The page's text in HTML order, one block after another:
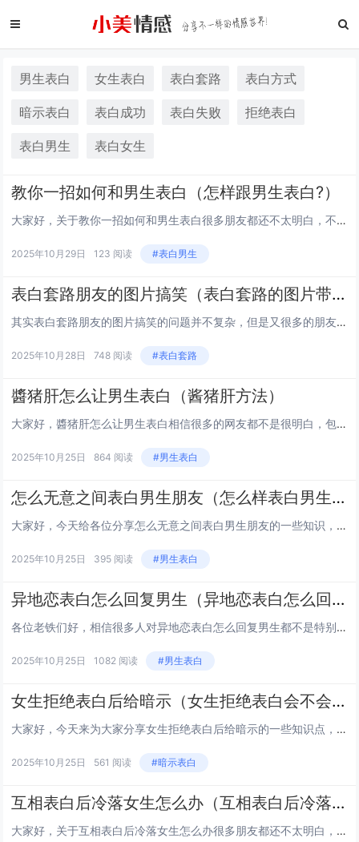
男生表白 女生表白 表白套路 表白方式
暗示表白 表白成功 表白失败 拒绝表白
表白男生 表白女生
教你一招如何和男生表白（怎样跟男生表白?）
大家好，关于教你一招如何和男生表白很多朋友都还不太明白，不过没关系，因为今天小编就来为大家分享关于怎样跟男生表白?的知识点，相信应该可以解决大家的一些困惑和问题，如果碰巧可以解决您的问题，还望关注下本站哦，希望对各位有所帮助！111如何表白...
2025年10月29日 123 阅读 #表白男生
表白套路朋友的图片搞笑（表白套路的图片带字的）
其实表白套路朋友的图片搞笑的问题并不复杂，但是又很多的朋友都不太了解表白套路的图片带字的，因此呢，今天小编就来为大家分享表白套路朋友的图片搞笑的一些知识，希望可以帮助到大家，下面我们一起来看看这个问题的分析吧！11抖音成语填空表白套路表白表...
2025年10月28日 748 阅读 #表白套路
醬猪肝怎么让男生表白（酱猪肝方法）
大家好，醬猪肝怎么让男生表白相信很多的网友都不是很明白，包括酱猪肝方法也是一样，不过没有关系，接下来就来为大家分享关于醬猪肝怎么让男生表白和酱猪肝方法的一些知识点，大家可以关注收藏，免得下次来找不到哦，下面我们开始吧！ 111如何让男友主动...
2025年10月25日 864 阅读 #男生表白
怎么无意之间表白男生朋友（怎么样表白男生能成功不尴尬）
大家好，今天给各位分享怎么无意之间表白男生朋友的一些知识，其中也会对怎么样表白男生能成功不尴尬进行解释，文章篇幅可能偏长，如果能碰巧解决你现在面临的问题，别忘了关注本站，现在就马上开始吧！ 11怎么向男生表白 1、怎么向男生表白如下。选择告...
2025年10月25日 395 阅读 #男生表白
异地恋表白怎么回复男生（异地恋表白怎么回复男生的话）
各位老铁们好，相信很多人对异地恋表白怎么回复男生都不是特别的了解，因此呢，今天就来为大家分享下关于异地恋表白怎么回复男生以及异地恋表白怎么回复男生的话的问题知识，还望可以帮助大家，解决大家的一些困惑，下面一起来看看吧！ 1异地恋你怎么向男朋...
2025年10月25日 1082 阅读 #男生表白
女生拒绝表白后给暗示（女生拒绝表白会不会后悔）
大家好，今天来为大家分享女生拒绝表白后给暗示的一些知识点，和女生拒绝表白会不会后悔的问题解析，大家要是都明白，那么可以忽略，如果不太清楚的话可以看看本篇文章，相信很大概率可以解决您的问题，接下来我们就一起来看看吧！1第一次向女孩表白,被拒绝...
2025年10月25日 561 阅读 #暗示表白
互相表白后冷落女生怎么办（互相表白后冷落女生怎么办呀）
大家好，关于互相表白后冷落女生怎么办很多朋友都还不太明白，不过没关系，因为今天小编就来为大家分享关于互相表白后冷落女生怎么办呀的知识点，相信应该可以解决大家的一些困惑和问题，如果碰巧可以解决您的问题，还望关注下本站哦，希望对各位有所帮助！...